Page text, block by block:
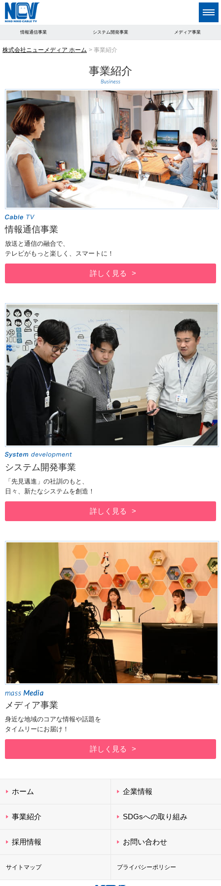
情報通信事業 システム開発事業 メディア事業
株式会社ニューメディア ホーム 事業紹介
事業紹介
情報通信事業
放送と通信の融合で、
テレビがもっと楽しく、スマートに！
詳しく見る
システム開発事業
「先見邁進」の社訓のもと、
日々、新たなシステムを創造！
詳しく見る
メディア事業
身近な地域のコアな情報や話題を
タイムリーにお届け！
詳しく見る
ホーム 企業情報
事業紹介 SDGsへの取り組み
採用情報 お問い合わせ
サイトマップ プライバシーポリシー